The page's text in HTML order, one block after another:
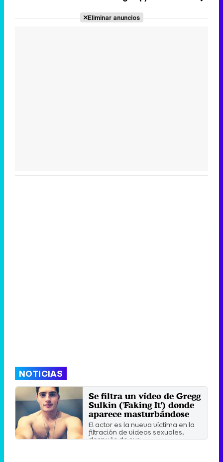
Eliminar anuncios
NOTICIAS
Se filtra un vídeo de Gregg
Sulkin ('Faking It') donde
aparece masturbándose
El actor es la nueva víctima en la
filtración de videos sexuales,
después de sus ...